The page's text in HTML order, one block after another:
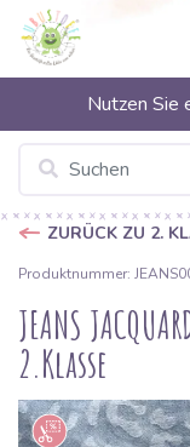
Nutzen Sie
ZURÜCK ZU 2.
Produktnummer:
JEANS
2.Klasse